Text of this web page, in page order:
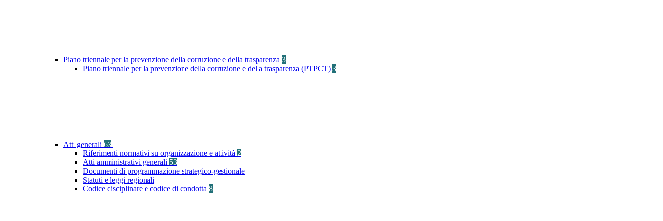
Piano triennale per la prevenzione della corruzione e della trasparenza 3
Piano triennale per la prevenzione della corruzione e della trasparenza (PTPCT) 3
Atti generali 63
Riferimenti normativi su organizzazione e attività 2
Atti amministrativi generali 53
Documenti di programmazione strategico-gestionale
Statuti e leggi regionali
Codice disciplinare e codice di condotta 8